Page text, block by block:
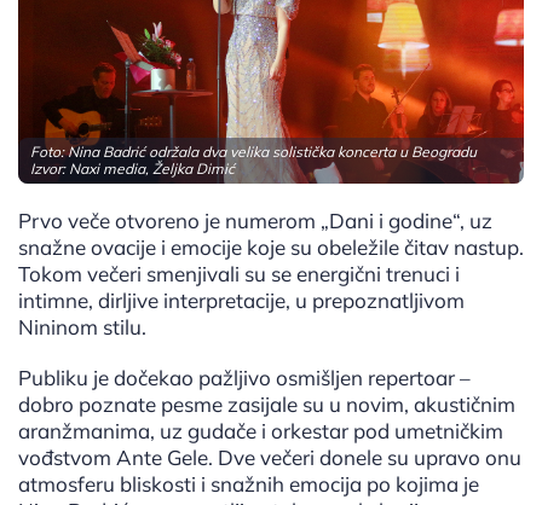
Foto: Nina Badrić održala dva velika solistička koncerta u Beogradu
Izvor: Naxi media, Željka Dimić
Prvo veče otvoreno je numerom „Dani i godine“, uz
snažne ovacije i emocije koje su obeležile čitav nastup.
Tokom večeri smenjivali su se energični trenuci i
intimne, dirljive interpretacije, u prepoznatljivom
Nininom stilu.
Publiku je dočekao pažljivo osmišljen repertoar –
dobro poznate pesme zasijale su u novim, akustičnim
aranžmanima, uz gudače i orkestar pod umetničkim
vođstvom Ante Gele. Dve večeri donele su upravo onu
atmosferu bliskosti i snažnih emocija po kojima je